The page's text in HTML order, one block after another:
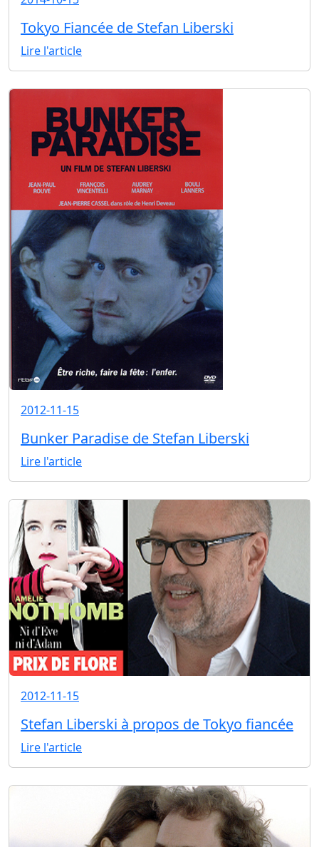
Tokyo Fiancée de Stefan Liberski
Lire l'article
2012-11-15
Bunker Paradise de Stefan Liberski
Lire l'article
2012-11-15
Stefan Liberski à propos de Tokyo fiancée
Lire l'article